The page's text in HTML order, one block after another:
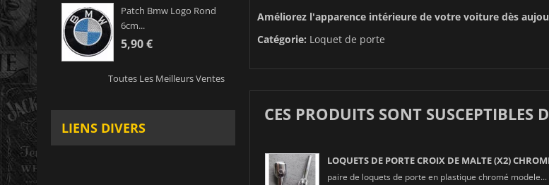
Patch Bmw Logo Rond
6cm...
5,90 €
Toutes Les Meilleurs Ventes
LIENS DIVERS
Améliorez l'apparence intérieure de votre voiture dès
Catégorie: Loquet de porte
CES PRODUITS SONT SUSCEPTIBLES
LOQUETS DE PORTE CROIX DE MALTE (X2)
paire de loquets de porte en plastique chromé modele...